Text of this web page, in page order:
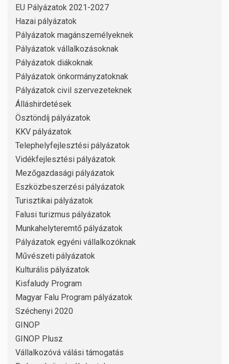
EU Pályázatok 2021-2027
Hazai pályázatok
Pályázatok magánszemélyeknek
Pályázatok vállalkozásoknak
Pályázatok diákoknak
Pályázatok önkormányzatoknak
Pályázatok civil szervezeteknek
Álláshirdetések
Ösztöndíj pályázatok
KKV pályázatok
Telephelyfejlesztési pályázatok
Vidékfejlesztési pályázatok
Mezőgazdasági pályázatok
Eszközbeszerzési pályázatok
Turisztikai pályázatok
Falusi turizmus pályázatok
Munkahelyteremtő pályázatok
Pályázatok egyéni vállalkozóknak
Művészeti pályázatok
Kulturális pályázatok
Kisfaludy Program
Magyar Falu Program pályázatok
Széchenyi 2020
GINOP
GINOP Plusz
Vállalkozóvá válási támogatás